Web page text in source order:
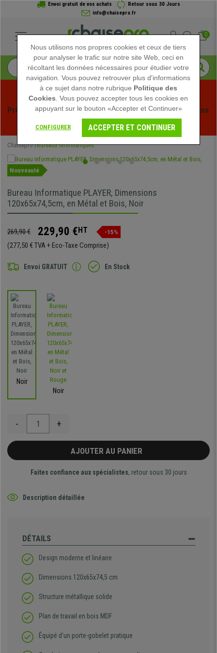
Envoi gratuit de vos achats
Retour sous 30 Jours
info@chaisepro.fr
0
Profitez des soldes d'été chez Chaisepro ! Des réductions
exclusives pour une durée limitée - Voir l'offre
Chaisepro Bureaux Informatiques
Nouveauté
Bureau Informatique PLAYER, Dimensions
120x65x74,5cm, en Métal et Bois, Noir
269,90 € 229,90 €HT -15%
(277,50 € TVA + Eco-Taxe Comprise)
Envoi GRATUIT En Stock
Noir
Noir
- +
AJOUTER AU PANIER
Faites confiance aux spécialistes, retour sous 30 jours
Description détaillée
DÉTAILS
Design moderne et linéaire
Dimensions 120x65x74,5 cm
Structure métallique solide
Plan de travail en bois MDF
Équipé d'un porte-gobelet pratique
Nous utilisons nos propres cookies et ceux de tiers
pour analyser le trafic sur notre site Web, ceci en
récoltant les données nécessaires pour étudier votre
navigation. Vous pouvez retrouver plus d'informations
à ce sujet dans notre rubrique Politique des
Cookies . Vous pouvez accepter tous les cookies en
appuyant sur le bouton «Accepter et Continuer»
CONFIGURER ACCEPTER ET CONTINUER